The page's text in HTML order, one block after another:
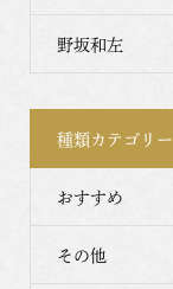
野坂和左
種類カテゴリー
おすすめ
その他